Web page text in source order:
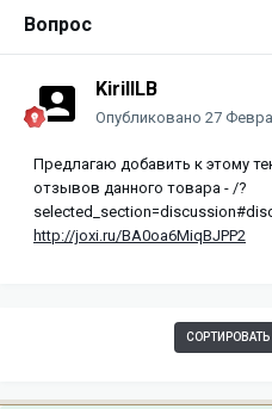
Вопрос
KirillLB
Опубликовано 27
Предлагаю добавить к этому
отзывов данного товара - /?
http://joxi.ru/BA0oa6MiqBJPP2